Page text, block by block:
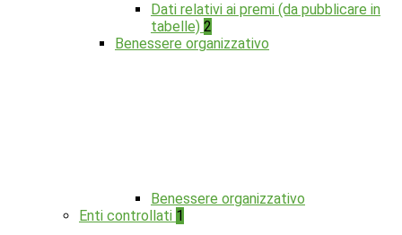
Dati relativi ai premi (da pubblicare in
tabelle) 2
Benessere organizzativo
Benessere organizzativo
Enti controllati 1